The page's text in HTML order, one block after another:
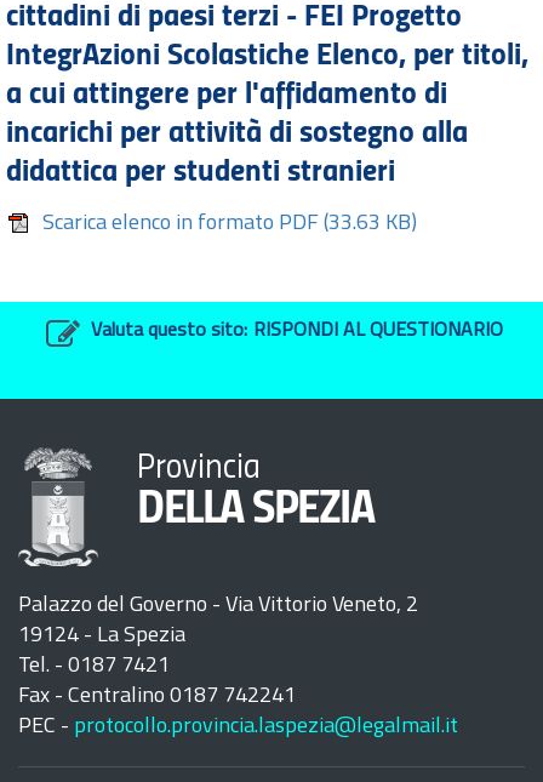
cittadini di paesi terzi - FEI Progetto
IntegrAzioni Scolastiche Elenco, per titoli,
a cui attingere per l'affidamento di
incarichi per attività di sostegno alla
didattica per studenti stranieri
Scarica elenco in formato PDF (33.63 KB)
Valuta questo sito: RISPONDI AL QUESTIONARIO
Provincia
DELLA SPEZIA
Palazzo del Governo - Via Vittorio Veneto, 2
19124 - La Spezia
Tel. - 0187 7421
Fax - Centralino 0187 742241
PEC - protocollo.provincia.laspezia@legalmail.it